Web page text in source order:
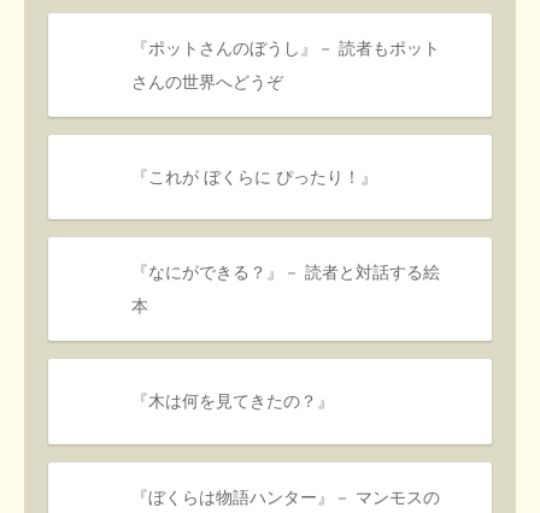
『ポットさんのぼうし』－ 読者もポット
さんの世界へどうぞ
『これが ぼくらに ぴったり！』
『なにができる？』－ 読者と対話する絵
本
『木は何を見てきたの？』
『ぼくらは物語ハンター』－ マンモスの